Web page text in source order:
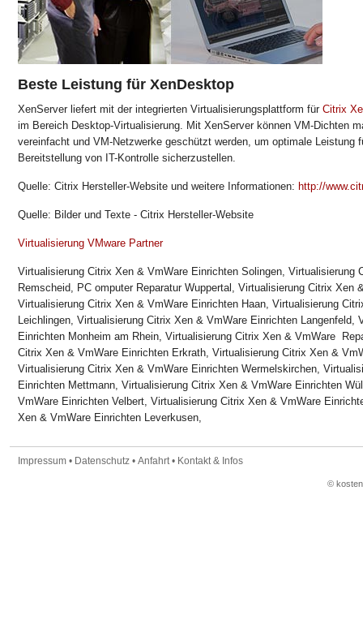
Beste Leistung für XenDesktop
XenServer liefert mit der integrierten Virtualisierungsplattform für Citrix
im Bereich Desktop-Virtualisierung. Mit XenServer können VM-Dichten
vereinfacht und VM-Netzwerke geschützt werden, um optimale Leistung
Bereitstellung von IT-Kontrolle sicherzustellen.
Quelle: Citrix Hersteller-Website und weitere Informationen: http://
Quelle: Bilder und Texte - Citrix Hersteller-Website
Virtualisierung VMware Partner
Virtualisierung Citrix Xen & VmWare Einrichten Solingen, Virtualisierung
Remscheid, PC omputer Reparatur Wuppertal, Virtualisierung Citrix Xen
Virtualisierung Citrix Xen & VmWare Einrichten Haan, Virtualisierung
Leichlingen, Virtualisierung Citrix Xen & VmWare Einrichten Langenfeld,
Einrichten Monheim am Rhein, Virtualisierung Citrix Xen & VmWare
Citrix Xen & VmWare Einrichten Erkrath, Virtualisierung Citrix Xen &
Virtualisierung Citrix Xen & VmWare Einrichten Wermelskirchen,
Einrichten Mettmann, Virtualisierung Citrix Xen & VmWare Einrichten
VmWare Einrichten Velbert, Virtualisierung Citrix Xen & VmWare
Xen & VmWare Einrichten Leverkusen,
Impressum • Datenschutz • Anfahrt• Kontakt & Infos
©